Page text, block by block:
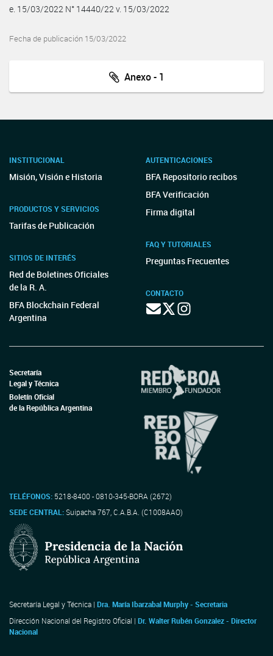
e. 15/03/2022 N° 14440/22 v. 15/03/2022
Fecha de publicación 15/03/2022
Anexo - 1
INSTITUCIONAL
Misión, Visión e Historia
PRODUCTOS Y SERVICIOS
Tarifas de Publicación
SITIOS DE INTERÉS
Red de Boletines Oficiales
de la R. A.
BFA Blockchain Federal
Argentina
AUTENTICACIONES
BFA Repositorio recibos
BFA Verificación
Firma digital
FAQ Y TUTORIALES
Preguntas Frecuentes
CONTACTO
Secretaría
Legal y Técnica
Boletín Oficial
de la República Argentina
TELÉFONOS: 5218-8400 - 0810-345-BORA (2672)
SEDE CENTRAL:Suipacha 767, C.A.B.A. (C1008AAO)
Secretaría Legal y Técnica | Dra. María Ibarzabal Murphy - Secretaria
Dirección Nacional del Registro Oficial | Dr. Walter Rubén Gonzalez - Director
Nacional